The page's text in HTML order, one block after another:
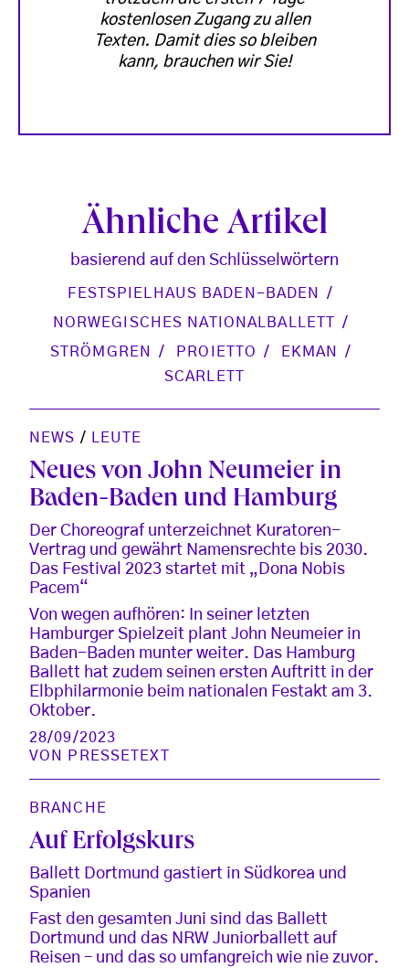
kostenlosen Zugang zu allen
Texten. Damit dies so bleiben
kann, brauchen wir Sie!
Ähnliche Artikel
basierend auf den Schlüsselwörtern
FESTSPIELHAUS BADEN-BADEN
NORWEGISCHES NATIONALBALLETT
STRÖMGREN
PROIETTO
EKMAN
SCARLETT
NEWS / LEUTE
Neues von John Neumeier in
Baden-Baden und Hamburg
Der Choreograf unterzeichnet Kuratoren-
Vertrag und gewährt Namensrechte bis 2030.
Das Festival 2023 startet mit „Dona Nobis
Pacem“
Von wegen aufhören: In seiner letzten
Hamburger Spielzeit plant John Neumeier in
Baden-Baden munter weiter. Das Hamburg
Ballett hat zudem seinen ersten Auftritt in der
Elbphilarmonie beim nationalen Festakt am 3.
Oktober.
28/09/2023
VON
PRESSETEXT
BRANCHE
Auf Erfolgskurs
Ballett Dortmund gastiert in Südkorea und
Spanien
Fast den gesamten Juni sind das Ballett
Dortmund und das NRW Juniorballett auf
Reisen – und das so umfangreich wie nie zuvor.